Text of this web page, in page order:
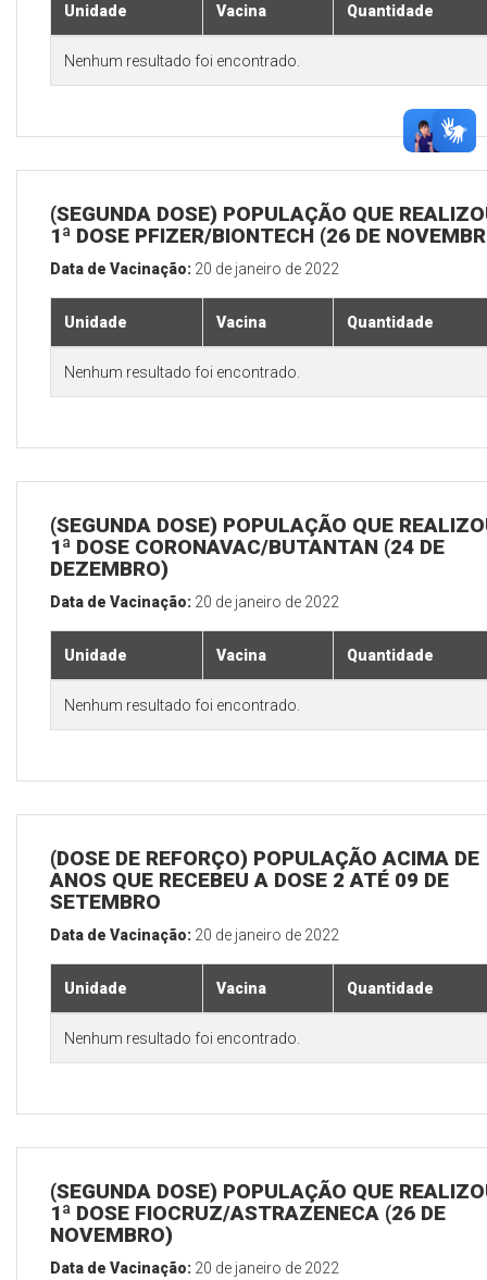
Unidade Vacina Quantidade
Nenhum resultado foi encontrado.
(SEGUNDA DOSE) POPULAÇÃO QUE
1ª DOSE PFIZER/BIONTECH (26 DE
Data de Vacinação: 20 de janeiro de 2022
Unidade Vacina Quantidade
Nenhum resultado foi encontrado.
(SEGUNDA DOSE) POPULAÇÃO QUE
1ª DOSE CORONAVAC/BUTANTAN (24 DE
DEZEMBRO)
Data de Vacinação: 20 de janeiro de 2022
Unidade Vacina Quantidade
Nenhum resultado foi encontrado.
(DOSE DE REFORÇO) POPULAÇÃO ACIMA DE
ANOS QUE RECEBEU A DOSE 2 ATÉ 09 DE
SETEMBRO
Data de Vacinação: 20 de janeiro de 2022
Unidade Vacina Quantidade
Nenhum resultado foi encontrado.
(SEGUNDA DOSE) POPULAÇÃO QUE
1ª DOSE FIOCRUZ/ASTRAZENECA (26 DE
NOVEMBRO)
Data de Vacinação: 20 de janeiro de 2022